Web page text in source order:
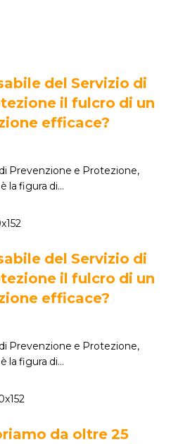
del Servizio di
il fulcro di un
efficace?
Prevenzione e Protezione,
la figura di…
del Servizio di
il fulcro di un
efficace?
Prevenzione e Protezione,
la figura di…
da oltre 25